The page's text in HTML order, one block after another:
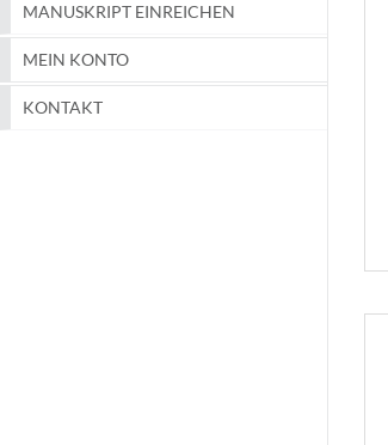
MANUSKRIPT EINREICHEN
MEIN KONTO
KONTAKT